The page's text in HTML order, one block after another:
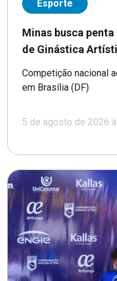
Esporte
Minas busca
de Ginástica
Competição nacional
em Brasília (DF)
5 de agosto de 2026